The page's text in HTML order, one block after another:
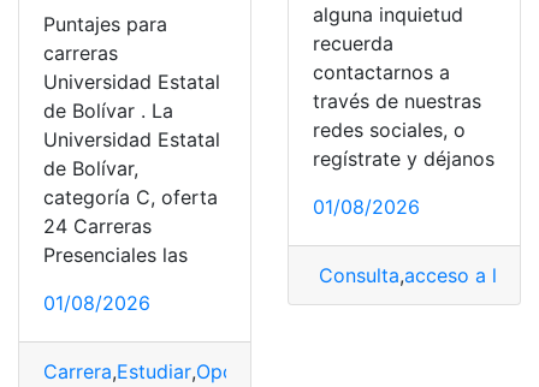
Puntajes para
carreras
Universidad Estatal
de Bolívar . La
Universidad Estatal
de Bolívar,
categoría C, oferta
24 Carreras
Presenciales las
01/08/2026
Carrera,Estudiar,Oportunidad
alguna inquietud
recuerda
contactarnos a
través de nuestras
redes sociales, o
regístrate y déjanos
01/08/2026
Consulta,acceso a la